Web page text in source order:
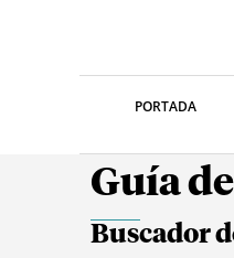
PORTADA
Guía
Buscador